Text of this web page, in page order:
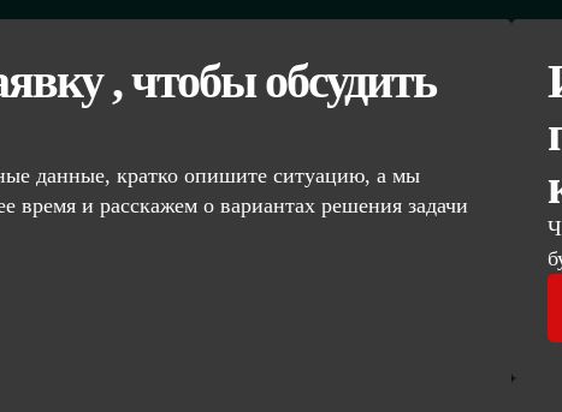
, чтобы обсудить
данные, кратко опишите ситуацию, а мы
время и расскажем о вариантах решения задачи